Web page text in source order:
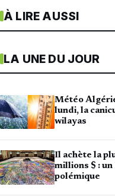
À LIRE AUSSI
LA UNE DU JOUR
Météo
lundi, la
wilayas
Il achète la
millions $ :
polémique